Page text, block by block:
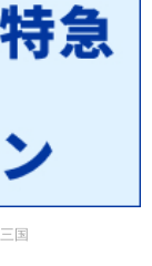
三国